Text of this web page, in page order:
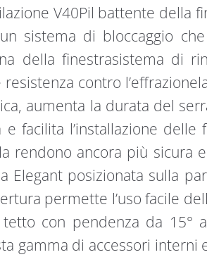
V40Pil battente della
sistema di bloccaggio
della finestrasistema di
contro
aumenta la durata del
facilita l’installazione delle
rendono ancora più sicura
Elegant posizionata sulla
permette l’uso facile
con pendenza da 15°
gamma di accessori interni